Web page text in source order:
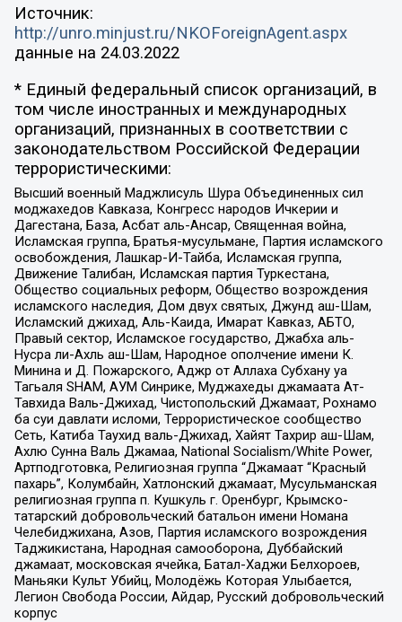
Источник:
http://unro.minjust.ru/NKOForeignAgent.aspx
данные на 24.03.2022
* Единый федеральный список организаций, в
том числе иностранных и международных
организаций, признанных в соответствии с
законодательством Российской Федерации
террористическими:
Высший военный Маджлисуль Шура Объединенных сил
моджахедов Кавказа, Конгресс народов Ичкерии и
Дагестана, База, Асбат аль-Ансар, Священная война,
Исламская группа, Братья-мусульмане, Партия исламского
освобождения, Лашкар-И-Тайба, Исламская группа,
Движение Талибан, Исламская партия Туркестана,
Общество социальных реформ, Общество возрождения
исламского наследия, Дом двух святых, Джунд аш-Шам,
Исламский джихад, Аль-Каида, Имарат Кавказ, АБТО,
Правый сектор, Исламское государство, Джабха аль-
Нусра ли-Ахль аш-Шам, Народное ополчение имени К.
Минина и Д. Пожарского, Аджр от Аллаха Субхану уа
Тагьаля SHAM, АУМ Синрике, Муджахеды джамаата Ат-
Тавхида Валь-Джихад, Чистопольский Джамаат, Рохнамо
ба суи давлати исломи, Террористическое сообщество
Сеть, Катиба Таухид валь-Джихад, Хайят Тахрир аш-Шам,
Ахлю Сунна Валь Джамаа, National Socialism/White Power,
Артподготовка, Религиозная группа “Джамаат “Красный
пахарь”, Колумбайн, Хатлонский джамаат, Мусульманская
религиозная группа п. Кушкуль г. Оренбург, Крымско-
татарский добровольческий батальон имени Номана
Челебиджихана, Азов, Партия исламского возрождения
Таджикистана, Народная самооборона, Дуббайский
джамаат, московская ячейка, Батал-Хаджи Белхороев,
Маньяки Культ Убийц, Молодёжь Которая Улыбается,
Легион Свобода России, Айдар, Русский добровольческий
корпус